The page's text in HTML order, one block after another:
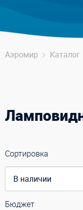
Аэромир Каталог
Сортировка
Бюджет